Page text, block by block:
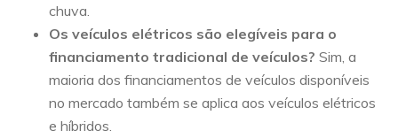
chuva.
Os veículos elétricos são elegíveis para o
financiamento tradicional de veículos? Sim, a
maioria dos financiamentos de veículos disponíveis
no mercado também se aplica aos veículos elétricos
e híbridos.